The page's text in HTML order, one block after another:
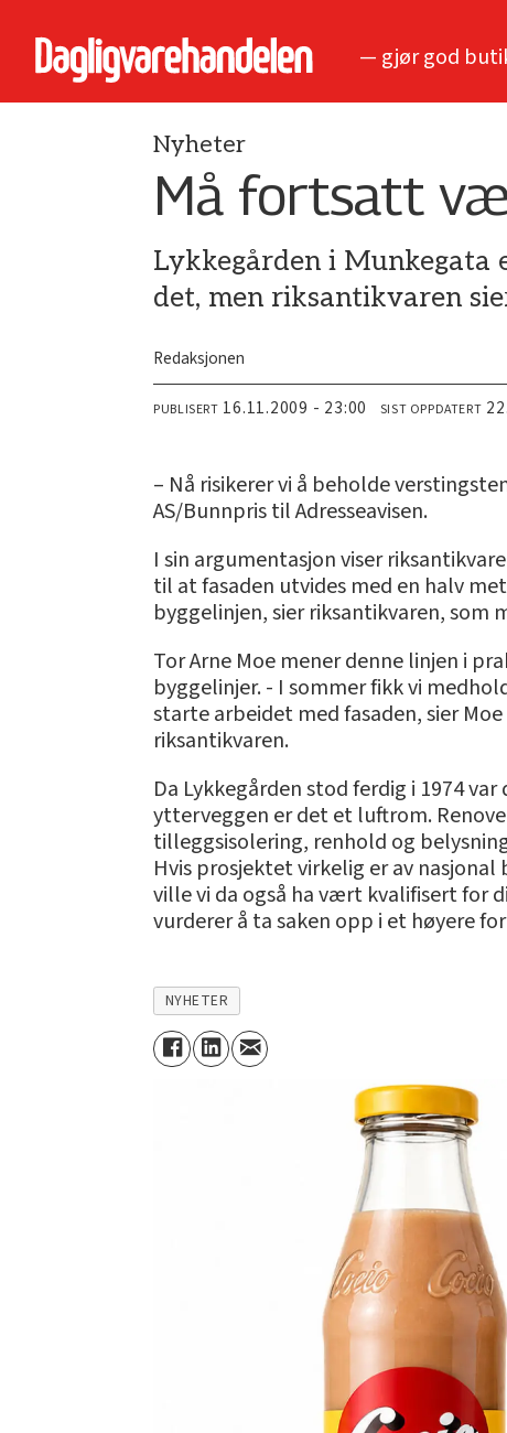
— gjør god
Nyheter
Må fortsatt
Lykkegården i Munkegata
det, men riksantikvaren
Redaksjonen
PUBLISERT 16.11.2009 - 23:00 SIST OPPDATERT
– Nå risikerer vi å beholde
AS/Bunnpris til Adresseavisen.
I sin argumentasjon viser
til at fasaden utvides med en halv
byggelinjen, sier riksantikvaren, som
Tor Arne Moe mener denne linjen i
byggelinjer. - I sommer fikk vi
starte arbeidet med fasaden, sier
riksantikvaren.
Da Lykkegården stod ferdig i 1974
ytterveggen er det et luftrom.
tilleggsisolering, renhold og
Hvis prosjektet virkelig er av
ville vi da også ha vært kvalifisert for
vurderer å ta saken opp i et høyere
NYHETER